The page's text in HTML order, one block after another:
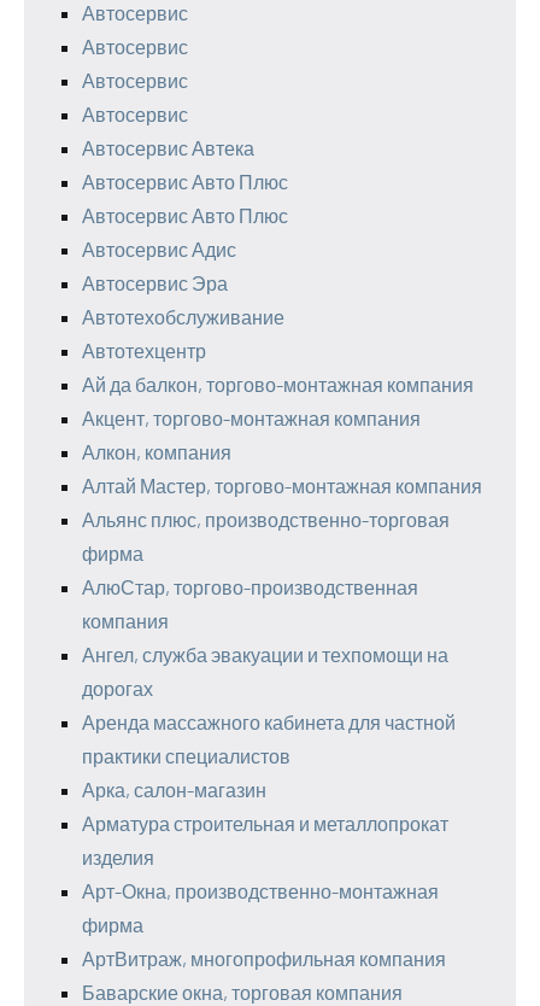
Автосервис
Автосервис
Автосервис
Автосервис
Автосервис Автека
Автосервис Авто Плюс
Автосервис Авто Плюс
Автосервис Адис
Автосервис Эра
Автотехобслуживание
Автотехцентр
Ай да балкон, торгово-монтажная компания
Акцент, торгово-монтажная компания
Алкон, компания
Алтай Мастер, торгово-монтажная компания
Альянс плюс, производственно-торговая
фирма
АлюСтар, торгово-производственная
компания
Ангел, служба эвакуации и техпомощи на
дорогах
Аренда массажного кабинета для частной
практики специалистов
Арка, салон-магазин
Арматура строительная и металлопрокат
изделия
Арт-Окна, производственно-монтажная
фирма
АртВитраж, многопрофильная компания
Баварские окна, торговая компания